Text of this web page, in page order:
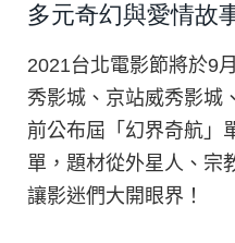
多元奇幻與愛情故
2021台北電影節將於9
秀影城、京站威秀影城
前公布屆「幻界奇航」
單，題材從外星人、宗
讓影迷們大開眼界！